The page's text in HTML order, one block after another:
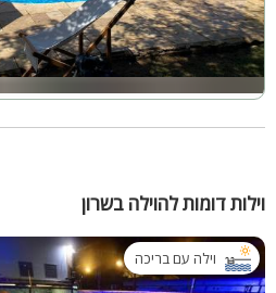
וילות דומות להוילה בשרון
וילה עם בריכה